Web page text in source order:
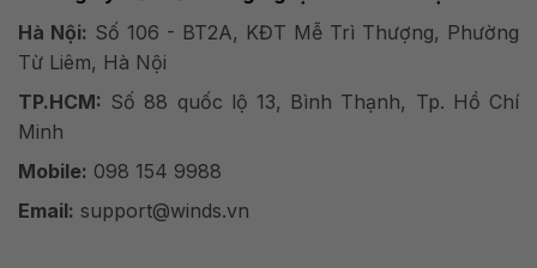
Hà Nội: Số 106 - BT2A, KĐT Mễ Trì Thượng, Phường
Từ Liêm, Hà Nội
TP.HCM: Số 88 quốc lộ 13, Bình Thạnh, Tp. Hồ Chí
Minh
Mobile: 098 154 9988
Email: support@winds.vn